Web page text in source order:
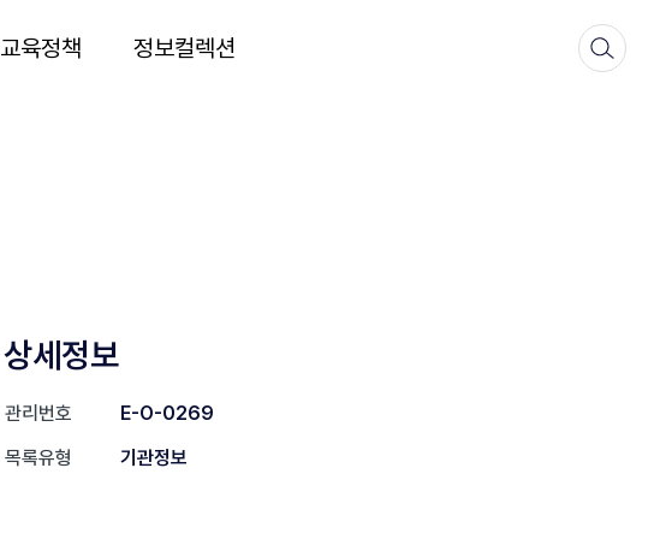
교육정책 정보컬렉션
상세정보
관리번호
E-O-0269
목록유형
기관정보